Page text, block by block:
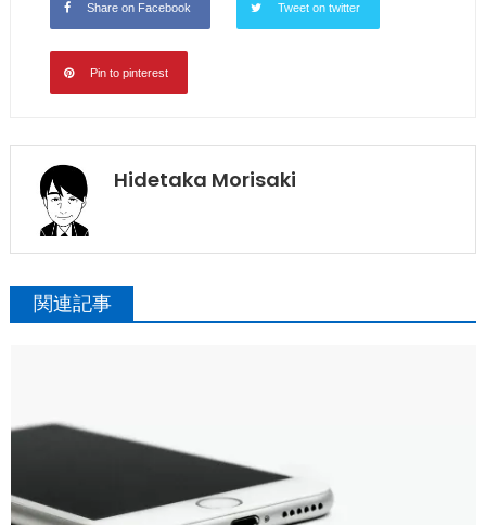
Share on Facebook Tweet on twitter
Pin to pinterest
Hidetaka Morisaki
関連記事